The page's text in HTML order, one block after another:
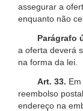
assegurar a
enquanto não
Parágrafo
a oferta deverá
na forma da lei.
Art. 33.
reembolso
endereço na